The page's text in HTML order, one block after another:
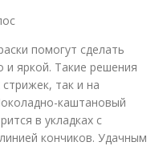
помогут сделать
яркой. Такие решения
так и на
каштановый
в укладках с
кончиков. Удачным